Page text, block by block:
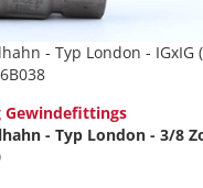
- Typ London - IGxIG
Gewindefittings
- Typ London - 3/8